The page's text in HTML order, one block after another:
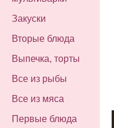
Закуски
Вторые блюда
Выпечка, торты
Все из рыбы
Все из мяса
Первые блюда